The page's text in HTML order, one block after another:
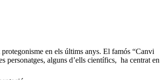
en els últims anys. El famós “Canvi
personatges, alguns d’ells científics, ha centrat en